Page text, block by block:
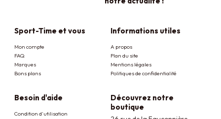
Sport-Time et vous
Mon compte
FAQ
Marques
Bons plans
Informations utiles
A propos
Plan du site
Mentions légales
Politiques de confidentialité
Besoin d'aide
Condition d'utilisation
Découvrez notre
boutique